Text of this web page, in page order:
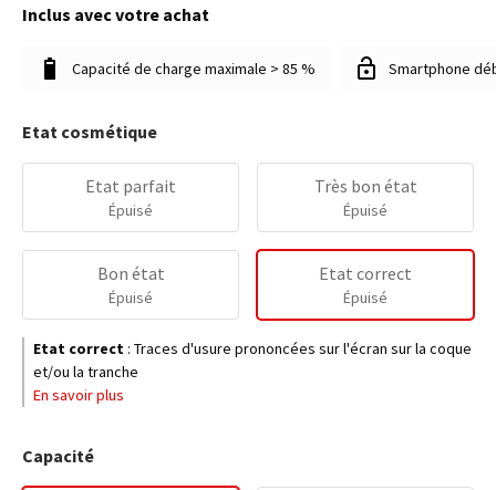
Inclus avec votre achat
Capacité de charge maximale > 85 % Smartphone
Etat cosmétique
Etat parfait
Épuisé
Très bon état
Épuisé
Bon état
Épuisé
Etat correct
Épuisé
Etat correct : Traces d'usure prononcées sur l'écran sur la coque
et/ou la tranche
En savoir plus
Capacité